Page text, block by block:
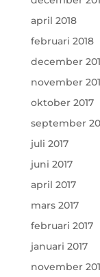
april 2018
februari 2018
december
november
oktober 2017
september
juli 2017
juni 2017
april 2017
mars 2017
februari 2017
januari 2017
november